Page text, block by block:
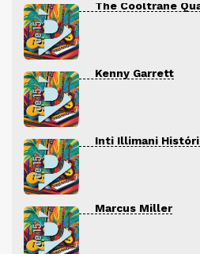
The Cooltrane
Kenny Garrett
Inti Illimani
Marcus Miller